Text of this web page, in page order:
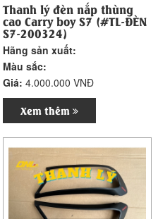
Thanh lý đèn nắp thùng
cao Carry boy S7 (#TL-ĐÈN
S7-200324)
Hãng sản xuất:
Màu sắc:
Giá:4.000.000 VNĐ
Xem thêm